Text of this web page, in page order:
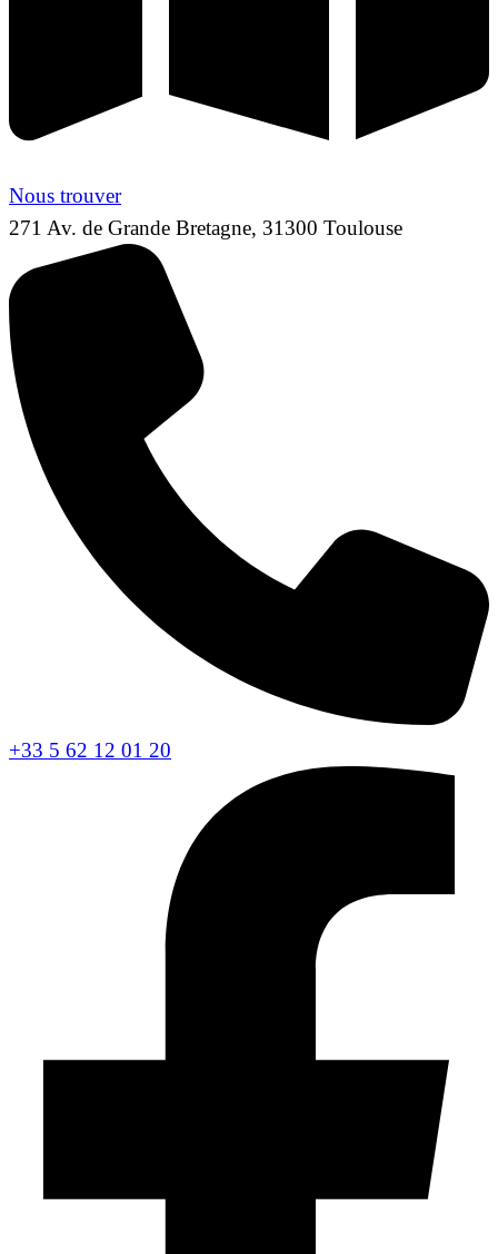
Nous trouver
271 Av. de Grande Bretagne, 31300 Toulouse
+33 5 62 12 01 20